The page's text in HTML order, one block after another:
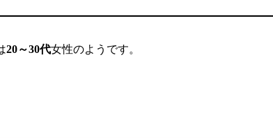
20～30代女性のようです。